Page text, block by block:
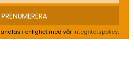
PRENUMERERA
i enlighet med vår integritetspolicy.